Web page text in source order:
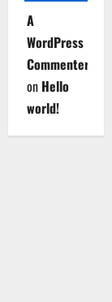
A
WordPress
Commenter
on Hello
world!